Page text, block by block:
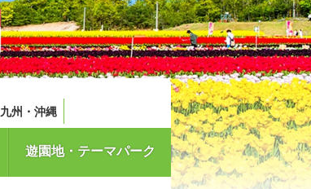
九州・沖縄
遊園地・テーマパーク